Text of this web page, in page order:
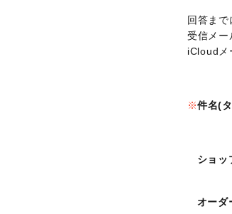
回答まで
受信メー
iCloudメ
件名(
ショッ
オーダ